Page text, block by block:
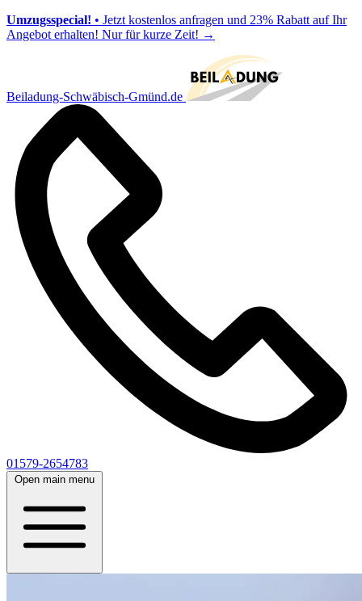
Umzugsspecial! • Jetzt kostenlos anfragen und 23% Rabatt auf Ihr
Angebot erhalten! Nur für kurze Zeit! →
Beiladung-Schwäbisch-Gmünd.de
01579-2654783
Open main menu